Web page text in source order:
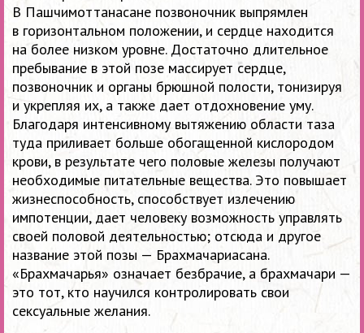
В Пашчимоттанасане позвоночник выпрямлен
в горизонтальном положении, и сердце находится
на более низком уровне. Достаточно длительное
пребывание в этой позе массирует сердце,
позвоночник и органы брюшной полости, тонизируя
и укрепляя их, а также дает отдохновение уму.
Благодаря интенсивному вытяжению области таза
туда приливает больше обогащенной кислородом
крови, в результате чего половые железы получают
необходимые питательные вещества. Это повышает
жизнеспособность, способствует излечению
импотенции, дает человеку возможность управлять
своей половой деятельностью; отсюда и другое
название этой позы — Брахмачариасана.
«Брахмачарья» означает безбрачие, а брахмачари —
это тот, кто научился контролировать свои
сексуальные желания.